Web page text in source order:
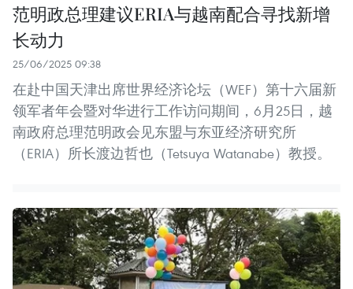
范明政总理建议ERIA与越南配合寻找新增
长动力
25/06/2025 09:38
在赴中国天津出席世界经济论坛（WEF）第十六届新
领军者年会暨对华进行工作访问期间，6月25日，越
南政府总理范明政会见东盟与东亚经济研究所
（ERIA）所长渡边哲也（Tetsuya Watanabe）教授。